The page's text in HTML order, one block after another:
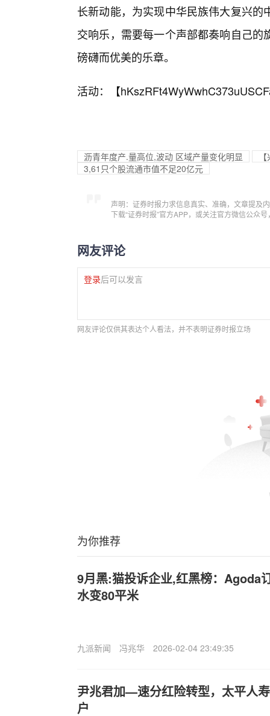
长新动能，为实现中华民族伟大复兴
交响乐，需要每一个声部都奏响自己
磅礴而优美的乐章。
活动：【
沥青年度产.量高位,波动 区域产量变化明显
3,61只个股流通市值不足20亿元
声明：证券时报力求信息真实、准确，文章提及
下载“证券时报”官方APP，或关注官方微信公众
网友评论
登录后可以发言
网友评论仅供其表达个人看法，并不表明证券时报立场
为你推荐
9月黑:猫投诉企业,红黑榜：Agoda
水变80平米
九派新闻 冯兆华 2026-02-04 23:49:35
尹兆君加—速分红险转型，太平人
户